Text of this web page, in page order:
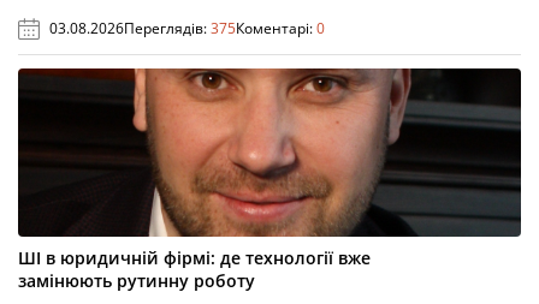
03.08.2026Переглядів:375Коментарі:0
ШІ в юридичній фірмі: де технології вже
замінюють рутинну роботу